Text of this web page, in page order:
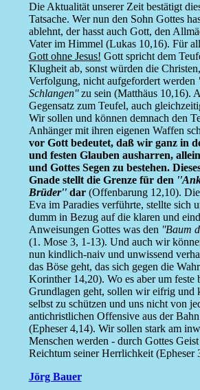
Die Aktualität unserer Zeit bestätigt
Tatsache. Wer nun den Sohn Gottes
ablehnt, der hasst auch Gott, den
Vater im Himmel (Lukas 10,16). Für
Gott ohne Jesus! Gott spricht dem
Klugheit ab, sonst würden die
Verfolgung, nicht aufgefordert werden
Schlangen''zu sein (Matthäus 10,16).
Gegensatz zum Teufel, auch
Wir sollen und können demnach den
Anhänger mit ihren eigenen Waffen
vor Gott bedeutet, daß wir ganz in
und festen Glauben ausharren,
und Gottes Segen zu bestehen.
Gnade stellt die Grenze für den
Brüder''dar(Offenbarung 12,10).
Eva im Paradies verführte, stellte sich
dumm in Bezug auf die klaren und
Anweisungen Gottes was den ''Baum
(1. Mose 3, 1-13). Und auch wir
nun kindlich-naiv und unwissend
das Böse geht, das sich gegen die
Korinther 14,20). Wo es aber um feste
Grundlagen geht, sollen wir eifrig und
selbst zu schützen und uns nicht von
antichristlichen Offensive aus der
(Epheser 4,14). Wir sollen stark am
Menschen werden - durch Gottes
Reichtum seiner Herrlichkeit (Epheser
Jörg Bauer